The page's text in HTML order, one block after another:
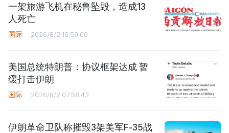
一架旅游飞机在秘鲁坠毁，造成13
人死亡
国际 2026/8/2 10:59:00
美国总统特朗普：协议框架达成 暂
缓打击伊朗
国际 2026/8/2 07:58:43
伊朗革命卫队称摧毁3架美军F-35战